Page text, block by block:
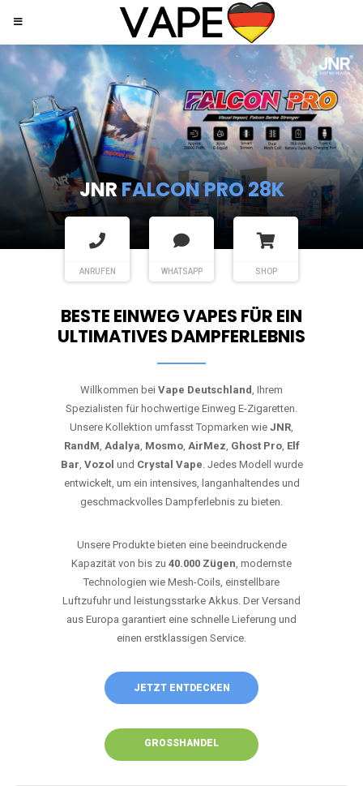
JNRSHISHA HOOKAH MAX
ANRUFEN WHATSAPP SHOP
BESTE EINWEG VAPES FÜR EIN
ULTIMATIVES DAMPFERLEBNIS
Willkommen bei Vape Deutschland, Ihrem
Spezialisten für hochwertige Einweg E-Zigaretten.
Unsere Kollektion umfasst Topmarken wie JNR,
RandM, Adalya, Mosmo, AirMez, Ghost Pro, Elf
Bar, Vozol und Crystal Vape. Jedes Modell wurde
entwickelt, um ein intensives, langanhaltendes und
geschmackvolles Dampferlebnis zu bieten.
Unsere Produkte bieten eine beeindruckende
Kapazität von bis zu 40.000 Zügen, modernste
Technologien wie Mesh-Coils, einstellbare
Luftzufuhr und leistungsstarke Akkus. Der Versand
aus Europa garantiert eine schnelle Lieferung und
einen erstklassigen Service.
JETZT ENTDECKEN
GROSSHANDEL